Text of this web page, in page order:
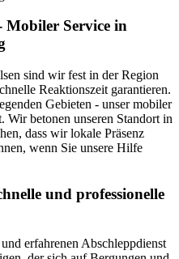
Mobiler Service in
sind wir fest in der Region
Reaktionszeit garantieren.
Gebieten - unser mobiler
Wir betonen unseren Standort in
dass wir lokale Präsenz
wenn Sie unsere Hilfe
und professionelle
erfahrenen Abschleppdienst